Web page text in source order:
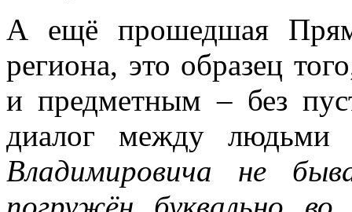
А ещё прошедшая
региона, это образец
и предметным – без
диалог между
Владимировича не